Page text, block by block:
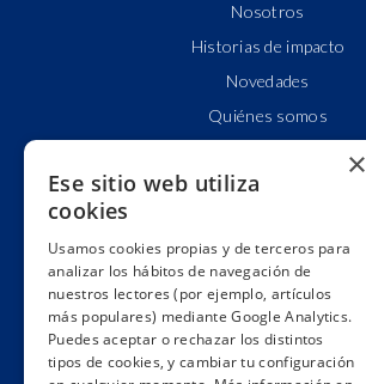
Nosotros
Historias de impacto
Novedades
Quiénes somos
Alianzas y redes
Impacto
Premios
Formación
Código ético
×
Ese sitio web utiliza
cookies
Usamos cookies propias y de terceros para
analizar los hábitos de navegación de
nuestros lectores (por ejemplo, artículos
más populares) mediante Google Analytics.
Puedes aceptar o rechazar los distintos
tipos de cookies, y cambiar tu configuración